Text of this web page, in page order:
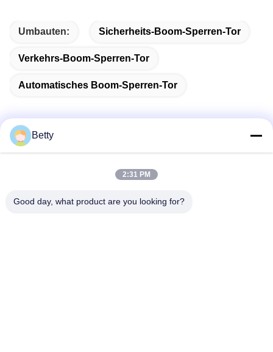
Umbauten: Sicherheits-Boom-Sperren-Tor
Verkehrs-Boom-Sperren-Tor
Automatisches Boom-Sperren-Tor
Nr. 106-, Südstraße Tangtian, Tangxia-Stadt, Dongguan,
Betty
2:31 PM
Good day, what product are you looking for?